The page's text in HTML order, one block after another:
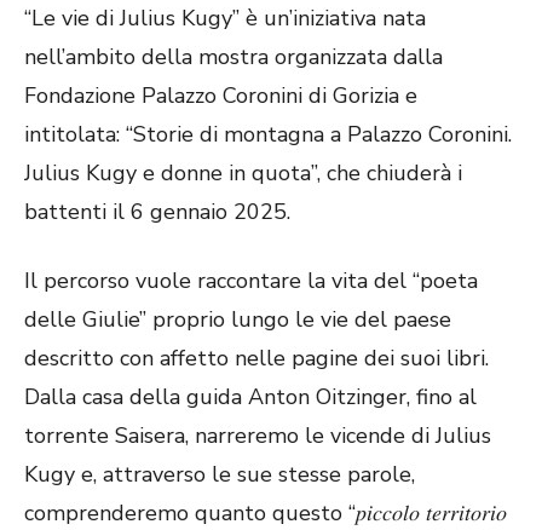
“Le vie di Julius Kugy” è un’iniziativa nata
nell’ambito della mostra organizzata dalla
Fondazione Palazzo Coronini di Gorizia e
intitolata: “Storie di montagna a Palazzo Coronini.
Julius Kugy e donne in quota”, che chiuderà i
battenti il 6 gennaio 2025.
Il percorso vuole raccontare la vita del “poeta
delle Giulie” proprio lungo le vie del paese
descritto con affetto nelle pagine dei suoi libri.
Dalla casa della guida Anton Oitzinger, fino al
torrente Saisera, narreremo le vicende di Julius
Kugy e, attraverso le sue stesse parole,
comprenderemo quanto questo “𝑝𝑖𝑐𝑐𝑜𝑙𝑜 𝑡𝑒𝑟𝑟𝑖𝑡𝑜𝑟𝑖𝑜